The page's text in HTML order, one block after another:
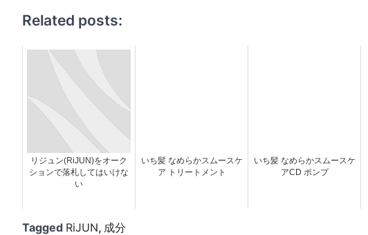
Related posts:
リジュン(RiJUN)をオーク
ションで落札してはいけな
い
いち髪 なめらかスムースケ
ア トリートメント
いち髪 なめらかスムースケ
アCD ポンプ
Tagged RiJUN, 成分